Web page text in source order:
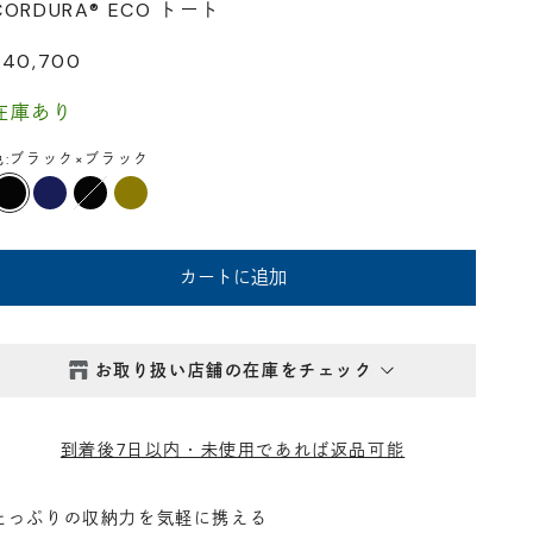
ECO トート
ール価格
庫あり
:ブラック×ブラック
ブラック×ブラック
ネイビーブラックカーキ
カートに追加
お取り扱い店舗の在庫をチェック
到着後7日以内・未使用であれば返品可能
っぷりの収納力を気軽に携える